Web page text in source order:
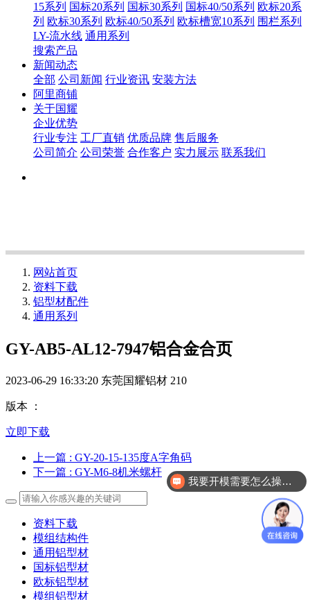
15系列 国标20系列 国标30系列 国标40/50系列 欧标20系
列 欧标30系列 欧标40/50系列 欧标槽宽10系列 围栏系列
LY-流水线 通用系列
搜索产品
新闻动态
全部 公司新闻 行业资讯 安装方法
阿里商铺
关于国耀
企业优势
行业专注 工厂直销 优质品牌 售后服务
公司简介 公司荣誉 合作客户 实力展示 联系我们
网站首页
资料下载
铝型材配件
通用系列
GY-AB5-AL12-7947铝合金合页
2023-06-29 16:33:20 东莞国耀铝材 210
版本 ：
立即下载
上一篇 : GY-20-15-135度A字角码
下一篇 : GY-M6-8机米螺杆
资料下载
模组结构件
通用铝型材
国标铝型材
欧标铝型材
模组铝型材
我要开模需要怎么操作？